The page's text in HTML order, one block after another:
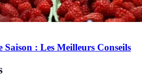
Saison : Les Meilleurs Conseils